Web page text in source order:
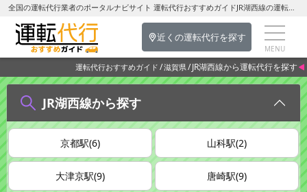
全国の運転代行業者のポータルナビサイト 運転代行おすすめガイドJR湖西線の運転代行を探す-滋賀県の運転代行
近くの運転代行を探す
運転代行おすすめガイド 滋賀県 JR湖西線から運転代行を探す
JR湖西線から探す
京都駅(6) 山科駅(2)
大津京駅(9) 唐崎駅(9)